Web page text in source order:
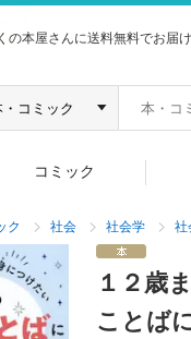
本屋さんに送料無料でお届け
コミック
ク 社会 社会学 社
１２歳
ことば